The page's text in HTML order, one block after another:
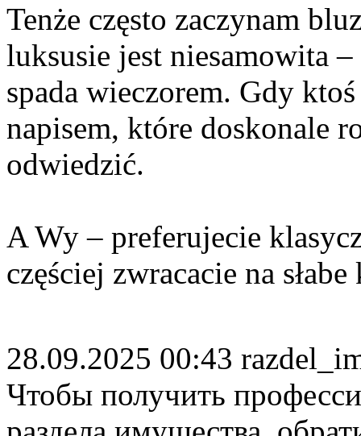
Tenże często zaczynam
luksusie jest niesamowita
spada wieczorem. Gdy
napisem, które doskonale
odwiedzić.
A Wy – preferujecie
częściej zwracacie na
28.09.2025 00:43
Чтобы получить